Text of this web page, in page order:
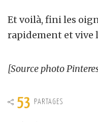
Et voilà, fini les
rapidement et vive
[Source photo
53 PARTAGES